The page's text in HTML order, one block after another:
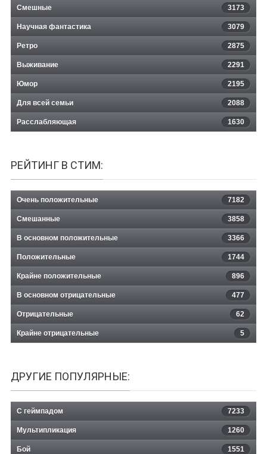
Смешные 3173
Научная фантастика 3079
Ретро 2875
Выживание 2291
Юмор 2195
Для всей семьи 2088
Расслабляющая 1630
РЕЙТИНГ В СТИМ:
Очень положительные 7182
Смешанные 3858
В основном положительные 3366
Положительные 1744
Крайне положительные 896
В основном отрицательные 477
Отрицательные 62
Крайне отрицательные 5
ДРУГИЕ ПОПУЛЯРНЫЕ:
С геймпадом 7233
Мультипликация 1260
Бой 1551